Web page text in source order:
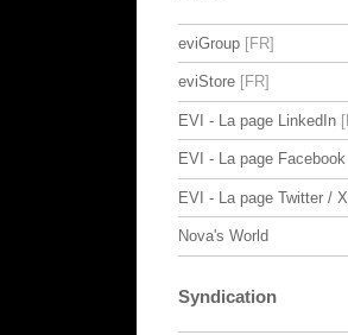
eviGroup
eviStore
EVI - La page LinkedIn
EVI - La page Facebook
EVI - La page Twitter / X
Nova's World
Syndication